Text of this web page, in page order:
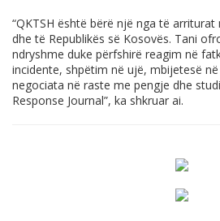
“QKTSH është bërë një nga të
dhe të Republikës së Kosovës. Tani
ndryshme duke përfshirë reagim në
incidente, shpëtim në ujë, mbijetesë
negociata në raste me pengje dhe
Response Journal”, ka shkruar ai.